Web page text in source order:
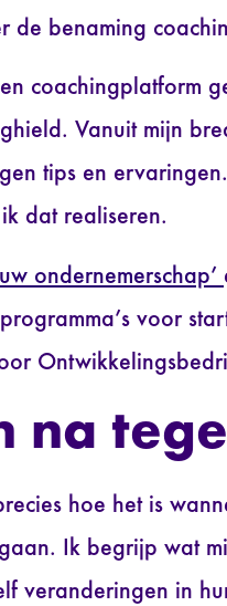
de benaming
coachingplatform
Vanuit mijn
tips en
dat realiseren.
ondernemerschap’
voor
na
hoe het is
Ik begrijp wat
veranderingen in